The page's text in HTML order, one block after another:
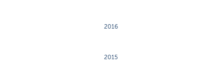
2016
2015